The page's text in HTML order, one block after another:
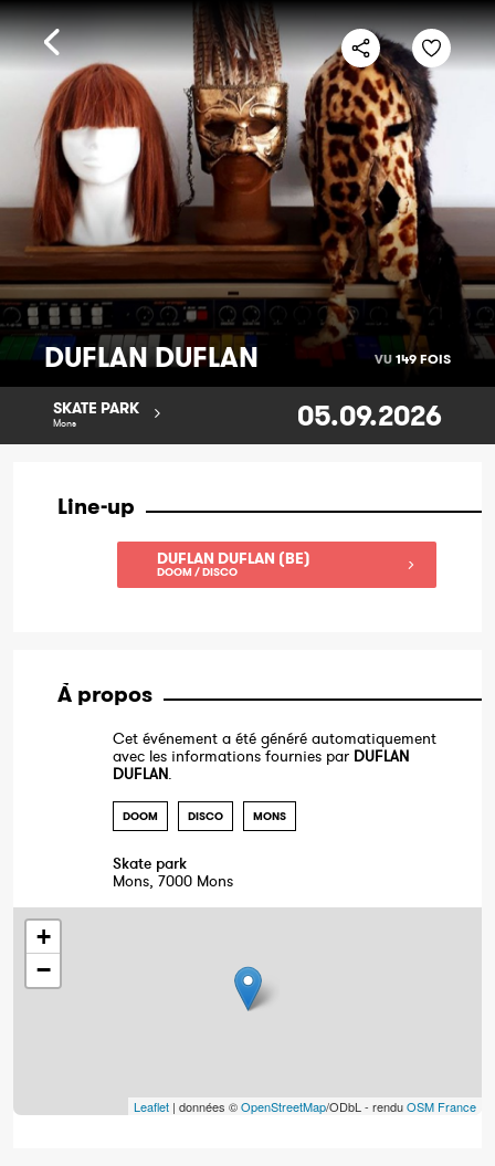
DUFLAN DUFLAN VU 149 FOIS
SKATE PARK
Mons 05.09.2026
Line-up
DUFLAN DUFLAN (BE)
DOOM / DISCO
À propos
Cet événement a été généré automatiquement
avec les informations fournies par DUFLAN
DUFLAN.
DOOM DISCO MONS
Skate park
Mons, 7000 Mons
+
−
Leaflet | données ©OpenStreetMap/ODbL - renduOSM France